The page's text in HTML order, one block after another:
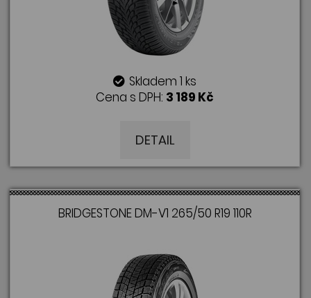
Skladem 1 ks
Cena s DPH: 3 189 Kč
DETAIL
BRIDGESTONE DM-V1 265/50 R19 110R